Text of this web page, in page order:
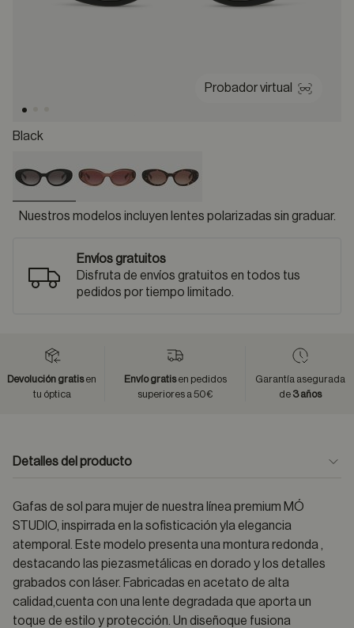
Probador virtual
Black
selected
Nuestros modelos incluyen lentes polarizadas sin graduar.
Envíos gratuitos
Disfruta de envíos gratuitos en todos tus
pedidos por tiempo limitado.
Devolución gratisen
tu óptica
Envío gratisen pedidos
superiores a 50€
Garantía asegurada
de 3 años
Detalles del producto
Gafas de sol para mujer de nuestra línea premium MÓ
STUDIO, inspirrada en la sofisticación yla elegancia
atemporal. Este modelo presenta una montura redonda ,
destacando las piezasmetálicas en dorado y los detalles
grabados con láser. Fabricadas en acetato de alta
calidad,cuenta con una lente degradada que aporta un
toque de estilo y protección. Un diseñoque fusiona